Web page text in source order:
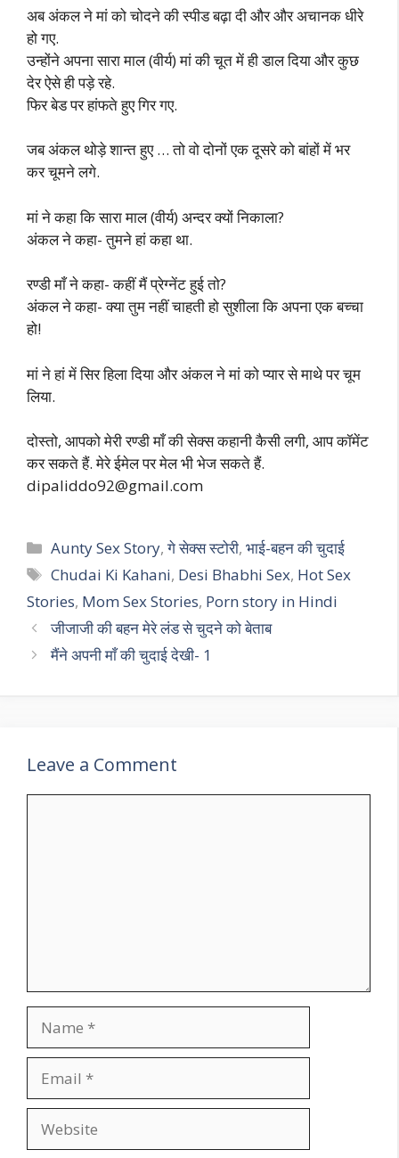
अब अंकल ने मां को चोदने की स्पीड बढ़ा दी और और अचानक धीरे
हो गए.
उन्होंने अपना सारा माल (वीर्य) मां की चूत में ही डाल दिया और कुछ
देर ऐसे ही पड़े रहे.
फिर बेड पर हांफते हुए गिर गए.
जब अंकल थोड़े शान्त हुए … तो वो दोनों एक दूसरे को बांहों में भर
कर चूमने लगे.
मां ने कहा कि सारा माल (वीर्य) अन्दर क्यों निकाला?
अंकल ने कहा- तुमने हां कहा था.
रण्डी माँ ने कहा- कहीं मैं प्रेग्नेंट हुई तो?
अंकल ने कहा- क्या तुम नहीं चाहती हो सुशीला कि अपना एक बच्चा
हो!
मां ने हां में सिर हिला दिया और अंकल ने मां को प्यार से माथे पर चूम
लिया.
दोस्तो, आपको मेरी रण्डी माँ की सेक्स कहानी कैसी लगी, आप कॉमेंट
कर सकते हैं. मेरे ईमेल पर मेल भी भेज सकते हैं.
dipaliddo92@gmail.com
Categories
Aunty Sex Story,गे सेक्स स्टोरी,भाई-बहन की चुदाई
Tags
Chudai Ki Kahani, Desi Bhabhi Sex, Hot Sex
Stories, Mom Sex Stories, Porn story in Hindi
जीजाजी की बहन मेरे लंड से चुदने को बेताब
मैंने अपनी माँ की चुदाई देखी- 1
Leave a Comment